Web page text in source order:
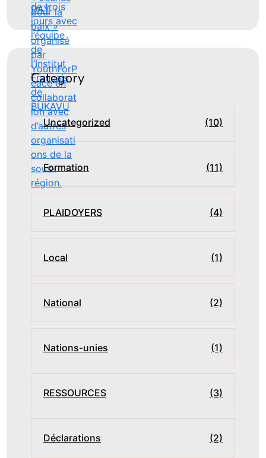
Category
Uncategorized (10)
Formation (11)
PLAIDOYERS (4)
Local (1)
National (2)
Nations-unies (1)
RESSOURCES (3)
Déclarations (2)